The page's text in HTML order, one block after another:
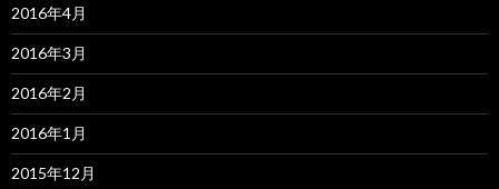
2016年4月
2016年3月
2016年2月
2016年1月
2015年12月